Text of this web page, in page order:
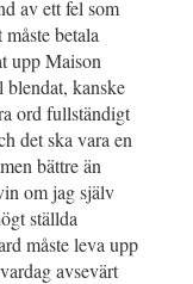
av ett fel som
betala
upp Maison
kanske
ord fullständigt
det ska vara en
bättre än
om jag själv
ställda
måste leva upp
avsevärt